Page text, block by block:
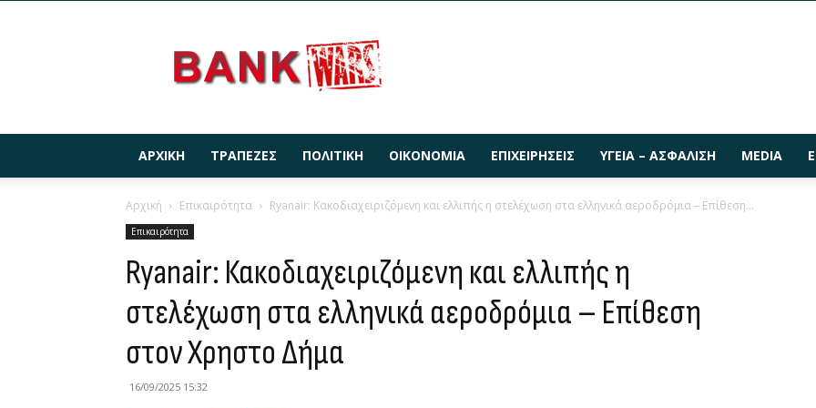
ΑΡΧΙΚΉ ΤΡΆΠΕΖΕΣ ΠΟΛΙΤΙΚΉ ΟΙΚΟΝΟΜΊΑ ΕΠΙΧΕΙΡΉΣΕΙΣ ΥΓΕΊΑ – ΑΣΦΆΛΙΣΗ MEDIA
Αρχική Επικαιρότητα Ryanair: Κακοδιαχειριζόμενη και ελλιπής η στελέχωση στα ελληνικά αεροδρόμια – Επίθεση...
Επικαιρότητα
Ryanair: Κακοδιαχειριζόμενη και ελλιπής η
στελέχωση στα ελληνικά αεροδρόμια – Επίθεση
στον Χρηστο Δήμα
16/09/2025 15:32